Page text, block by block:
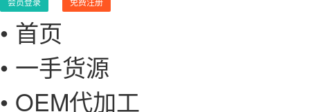
• 首页
• 一手货源
• OEM代加工